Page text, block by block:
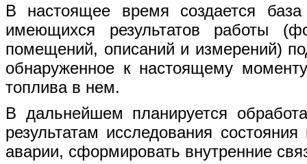
В настоящее время создается
имеющихся результатов работы
помещений, описаний и измерений)
обнаруженное к настоящему
топлива в нем.
В дальнейшем планируется
результатам исследования
аварии, сформировать внутренние